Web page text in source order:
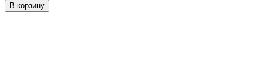
В корзину